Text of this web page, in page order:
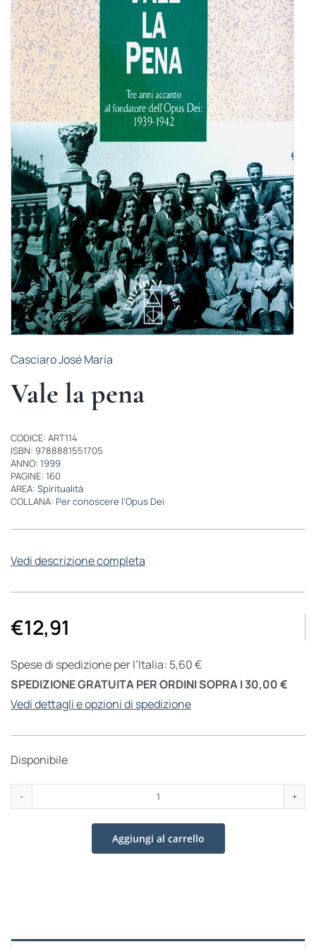
BIOGRAFIE
ATTUALITÀ
Casciaro José María
Vale la pena
CODICE: ART114
ISBN: 9788881551705
ANNO: 1999
PAGINE: 160
AREA: Spiritualità
COLLANA: Per conoscere l'Opus Dei
Vedi descrizione completa
€12,91
Spese di spedizione per l’Italia: 5,60 €
SPEDIZIONE GRATUITA PER ORDINI SOPRA I 30,00 €
Vedi dettagli e opzioni di spedizione
Disponibile
Vale
la
pena
Aggiungi al carrello